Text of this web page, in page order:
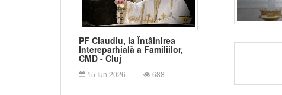
PF Claudiu, la Întâlnirea
Intereparhială a Familiilor,
CMD - Cluj
15 Iun 2026 688